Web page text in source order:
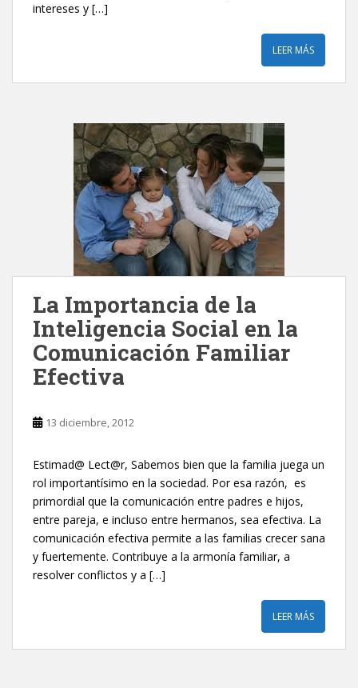
intereses y […]
LEER MÁS
La Importancia de la
Inteligencia Social en la
Comunicación Familiar
Efectiva
13 diciembre, 2012
Estimad@ Lect@r, Sabemos bien que la familia juega un
rol importantísimo en la sociedad. Por esa razón, es
primordial que la comunicación entre padres e hijos,
entre pareja, e incluso entre hermanos, sea efectiva. La
comunicación efectiva permite a las familias crecer sana
y fuertemente. Contribuye a la armonía familiar, a
resolver conflictos y a […]
LEER MÁS